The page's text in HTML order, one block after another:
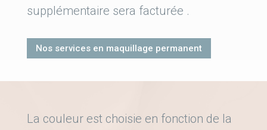
supplémentaire sera facturée .
Nos services en maquillage permanent
La couleur est choisie en fonction de la